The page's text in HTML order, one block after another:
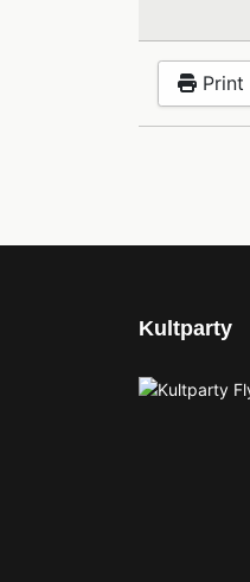
Print
Kultparty